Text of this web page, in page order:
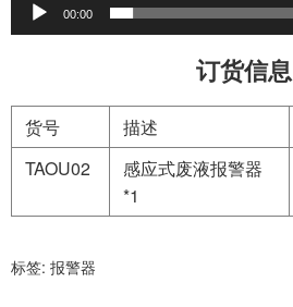
00:00
订货信息
货号 描述
TAOU02
感应式废液报警器
*1
标签: 报警器